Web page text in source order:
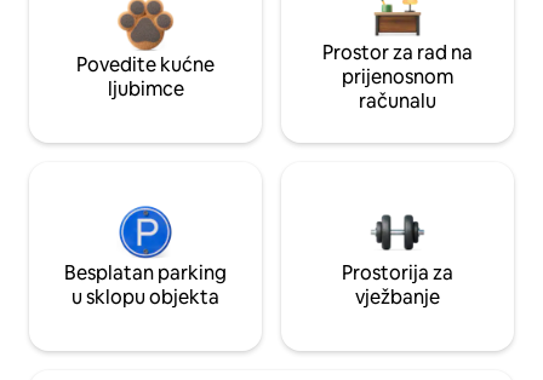
Povedite kućne
ljubimce
Prostor za rad na
prijenosnom
računalu
Besplatan parking
u sklopu objekta
Prostorija za
vježbanje